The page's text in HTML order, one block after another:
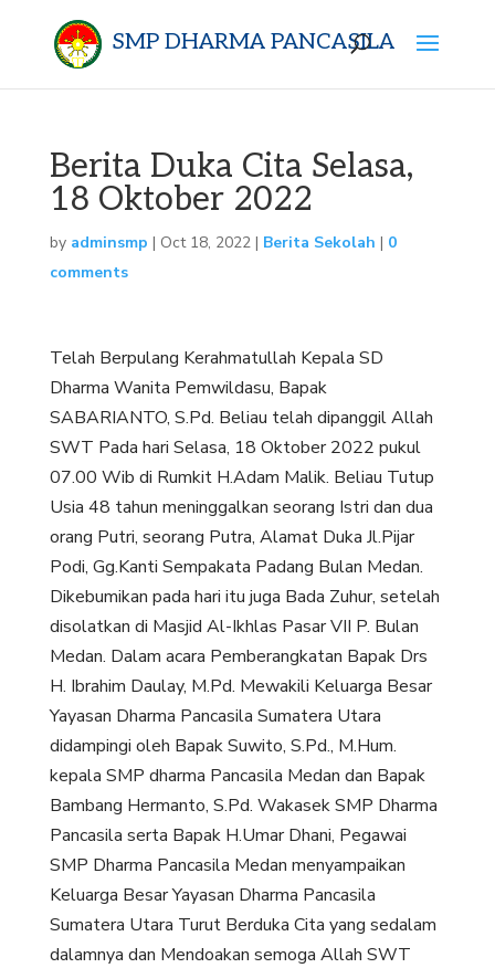
SMP DHARMA PANCASILA
Berita Duka Cita Selasa,
18 Oktober 2022
by adminsmp | Oct 18, 2022| Berita Sekolah | 0
comments
Telah Berpulang Kerahmatullah Kepala SD
Dharma Wanita Pemwildasu, Bapak
SABARIANTO, S.Pd. Beliau telah dipanggil Allah
SWT Pada hari Selasa, 18 Oktober 2022 pukul
07.00 Wib di Rumkit H.Adam Malik. Beliau Tutup
Usia 48 tahun meninggalkan seorang Istri dan dua
orang Putri, seorang Putra, Alamat Duka Jl.Pijar
Podi, Gg.Kanti Sempakata Padang Bulan Medan.
Dikebumikan pada hari itu juga Bada Zuhur, setelah
disolatkan di Masjid Al-Ikhlas Pasar VII P. Bulan
Medan. Dalam acara Pemberangkatan Bapak Drs
H. Ibrahim Daulay, M.Pd. Mewakili Keluarga Besar
Yayasan Dharma Pancasila Sumatera Utara
didampingi oleh Bapak Suwito, S.Pd., M.Hum.
kepala SMP dharma Pancasila Medan dan Bapak
Bambang Hermanto, S.Pd. Wakasek SMP Dharma
Pancasila serta Bapak H.Umar Dhani, Pegawai
SMP Dharma Pancasila Medan menyampaikan
Keluarga Besar Yayasan Dharma Pancasila
Sumatera Utara Turut Berduka Cita yang sedalam
dalamnya dan Mendoakan semoga Allah SWT